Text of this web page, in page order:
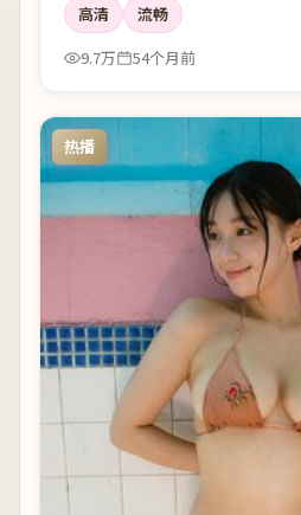
高清
流畅
9.7万
54个月前
热播